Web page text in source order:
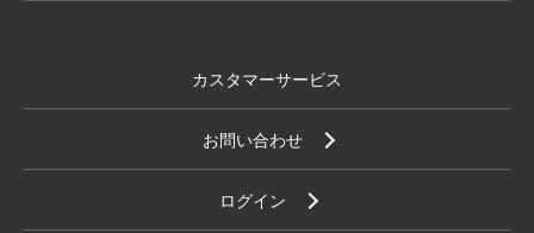
カスタマーサービス
お問い合わせ
ログイン